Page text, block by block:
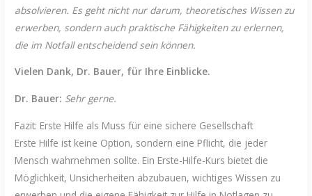
absolvieren. Es geht nicht nur darum, theoretisches Wissen zu
erwerben, sondern auch praktische Fähigkeiten zu erlernen,
die im Notfall entscheidend sein können.
Vielen Dank, Dr. Bauer, für Ihre Einblicke.
Dr. Bauer: Sehr gerne.
Fazit: Erste Hilfe als Muss für eine sichere Gesellschaft
Erste Hilfe ist keine Option, sondern eine Pflicht, die jeder
Mensch wahrnehmen sollte. Ein Erste-Hilfe-Kurs bietet die
Möglichkeit, Unsicherheiten abzubauen, wichtiges Wissen zu